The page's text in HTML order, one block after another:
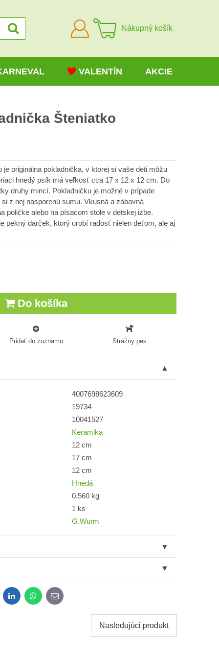
Prihlásiť
sa
Nákupný košík
VALENTÍN AKCIE
Šteniatko
je originálna pokladnička, v ktorej si vaše deti môžu
hnedý psík má veľkosť cca 17 x 12 x 12 cm. Do
druhy mincí. Pokladničku je možné v prípade
z nej nasporenú sumu. Vkusná a zábavná
poličke alebo na písacom stole v detskej izbe.
pekný darček, ktorý urobí radosť nielen deťom, ale aj
Do košíka
Pridať do zoznamu Strážny pes
4007698623609
19734
10041527
Keramika
12 cm
17 cm
12 cm
Hnedá
0,560 kg
1 ks
G.Wurm
LinkedInWhatsApp
E-
mail
Nasledujúci produkt